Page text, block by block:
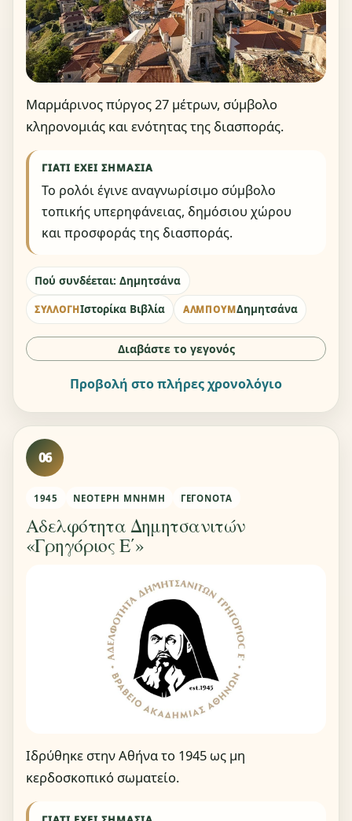
Μαρμάρινος πύργος 27 μέτρων, σύμβολο
κληρονομιάς και ενότητας της διασποράς.
ΓΙΑΤΊ ΈΧΕΙ ΣΗΜΑΣΊΑ
Το ρολόι έγινε αναγνωρίσιμο σύμβολο
τοπικής υπερηφάνειας, δημόσιου χώρου
και προσφοράς της διασποράς.
Πού συνδέεται: Δημητσάνα
ΣΥΛΛΟΓΉΙστορίκα Βιβλία ΆΛΜΠΟΥΜΔημητσάνα
Διαβάστε το γεγονός
Προβολή στο πλήρες χρονολόγιο
06
1945 ΝΕΌΤΕΡΗ ΜΝΉΜΗ ΓΕΓΟΝΌΤΑ
Αδελφότητα Δημητσανιτών
«Γρηγόριος Ε΄»
Ιδρύθηκε στην Αθήνα το 1945 ως μη
κερδοσκοπικό σωματείο.